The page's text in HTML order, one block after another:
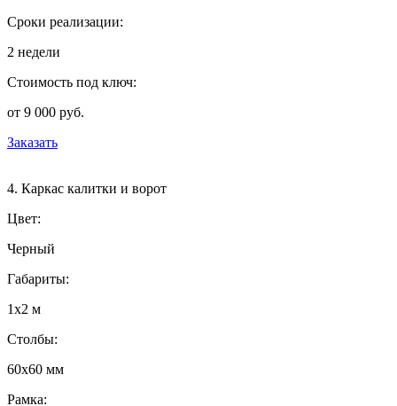
Сроки реализации:
2 недели
Стоимость под ключ:
от 9 000 руб.
Заказать
4. Каркас калитки и ворот
Цвет:
Черный
Габариты:
1х2 м
Столбы:
60х60 мм
Рамка: